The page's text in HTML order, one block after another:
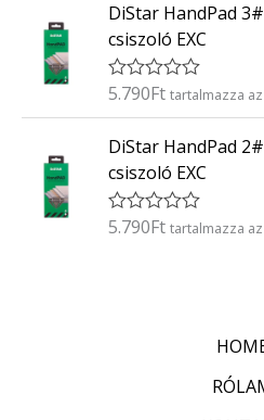
/
5
é
e
l
s
:
/
5
DiStar HandPad
csiszoló EXC
É
é
e
l
é
s
5.790Ft tartalmazza az
DiStar HandPad
csiszoló EXC
É
5.790Ft tartalmazza az